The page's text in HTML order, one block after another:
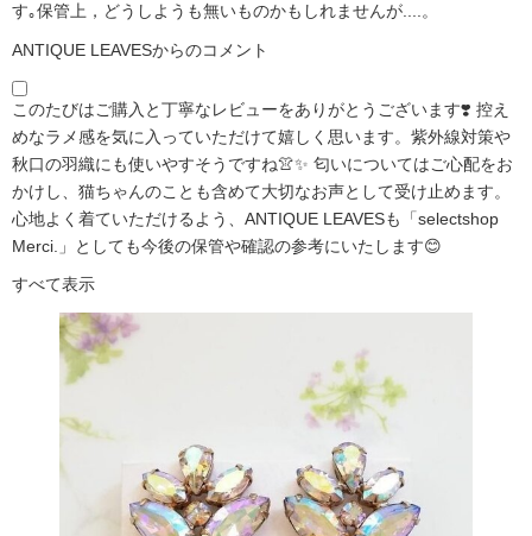
す｡保管上，どうしようも無いものかもしれませんが....。
ANTIQUE LEAVESからのコメント
このたびはご購入と丁寧なレビューをありがとうございます❣️ 控え
めなラメ感を気に入っていただけて嬉しく思います。紫外線対策や
秋口の羽織にも使いやすそうですね👚✨ 匂いについてはご心配をお
かけし、猫ちゃんのことも含めて大切なお声として受け止めます。
心地よく着ていただけるよう、ANTIQUE LEAVESも「selectshop
Merci.」としても今後の保管や確認の参考にいたします😊
すべて表示